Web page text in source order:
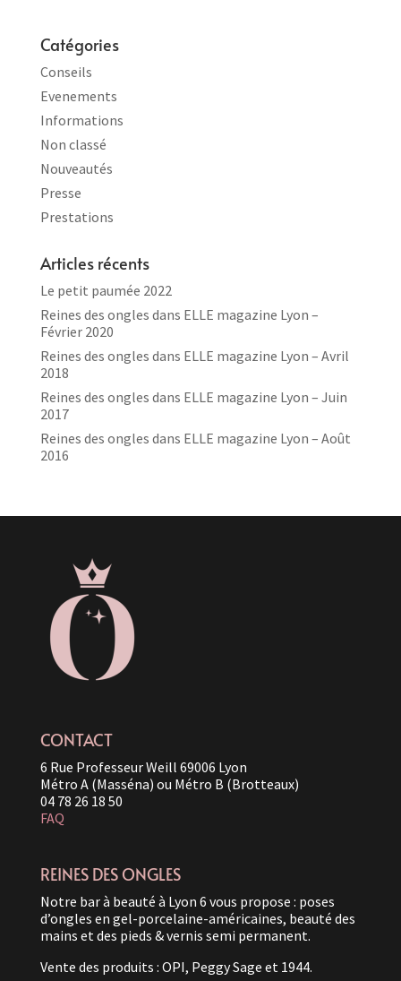
Catégories
Conseils
Evenements
Informations
Non classé
Nouveautés
Presse
Prestations
Articles récents
Le petit paumée 2022
Reines des ongles dans ELLE magazine Lyon –
Février 2020
Reines des ongles dans ELLE magazine Lyon – Avril
2018
Reines des ongles dans ELLE magazine Lyon – Juin
2017
Reines des ongles dans ELLE magazine Lyon – Août
2016
CONTACT
6 Rue Professeur Weill 69006 Lyon
Métro A (Masséna) ou Métro B (Brotteaux)
04 78 26 18 50
FAQ
REINES DES ONGLES
Notre bar à beauté à Lyon 6 vous propose : poses
d’ongles en gel-porcelaine-américaines, beauté des
mains et des pieds & vernis semi permanent.
Vente des produits : OPI, Peggy Sage et 1944.